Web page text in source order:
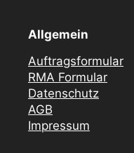
Allgemein
Auftragsformular
RMA Formular
Datenschutz
AGB
Impressum